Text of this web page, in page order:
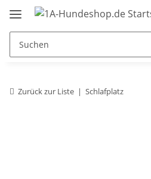
Zurück zur Liste Schlafplatz